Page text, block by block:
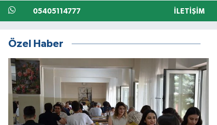
05405114777 İLETIŞIM
Özel Haber